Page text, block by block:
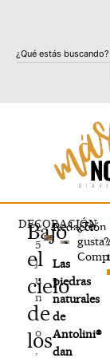
Buscar
DECORACIÓN
Bajo
el
cielo
de
los
2
5
j
u
n
i
o
,
Redacción
Las
piedras
naturales
de
Antolini®
dan
¿Te
gusta?